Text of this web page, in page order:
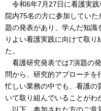
令和6年7月27日に看護実践
院内75名の方に参加してい
題の発表があり、学んだ知識
りよい看護実践に向けて取
た。
看護研究発表では7演題の
問から、研究的アプローチを
忙しい業務の中でも、看護の
いて取り組んでいることがわ